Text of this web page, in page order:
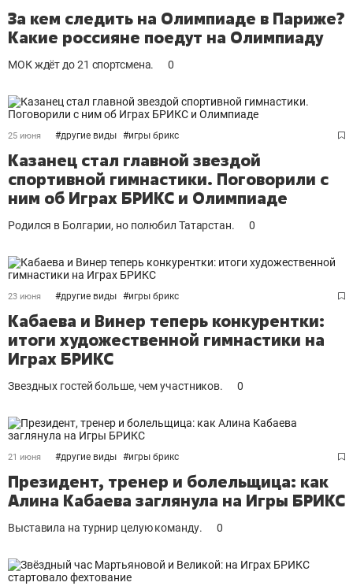
За кем следить на Олимпиаде в Париже?
Какие россияне поедут на Олимпиаду
МОК ждёт до 21 спортсмена. 0
25 июня #другие виды #игры брикс
Казанец стал главной звездой
спортивной гимнастики. Поговорили с
ним об Играх БРИКС и Олимпиаде
Родился в Болгарии, но полюбил Татарстан. 0
23 июня #другие виды #игры брикс
Кабаева и Винер теперь конкурентки:
итоги художественной гимнастики на
Играх БРИКС
Звездных гостей больше, чем участников. 0
21 июня #другие виды #игры брикс
Президент, тренер и болельщица: как
Алина Кабаева заглянула на Игры БРИКС
Выставила на турнир целую команду. 0